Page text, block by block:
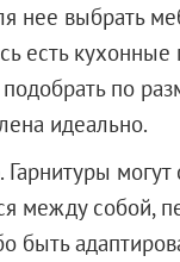
нее выбрать
есть
по
идеально.
могут
между собой,
быть